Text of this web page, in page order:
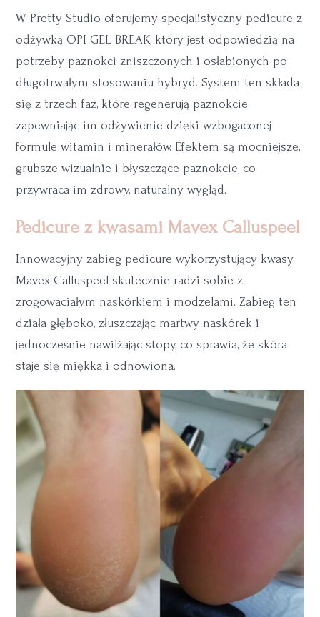
W Pretty Studio oferujemy specjalistyczny pedicure z
odżywką OPI GEL BREAK, który jest odpowiedzią na
potrzeby paznokci zniszczonych i osłabionych po
długotrwałym stosowaniu hybryd. System ten składa
się z trzech faz, które regenerują paznokcie,
zapewniając im odżywienie dzięki wzbogaconej
formule witamin i minerałów. Efektem są mocniejsze,
grubsze wizualnie i błyszczące paznokcie, co
przywraca im zdrowy, naturalny wygląd.
Pedicure z kwasami Mavex Calluspeel
Innowacyjny zabieg pedicure wykorzystujący kwasy
Mavex Calluspeel skutecznie radzi sobie z
zrogowaciałym naskórkiem i modzelami. Zabieg ten
działa głęboko, złuszczając martwy naskórek i
jednocześnie nawilżając stopy, co sprawia, że skóra
staje się miękka i odnowiona.